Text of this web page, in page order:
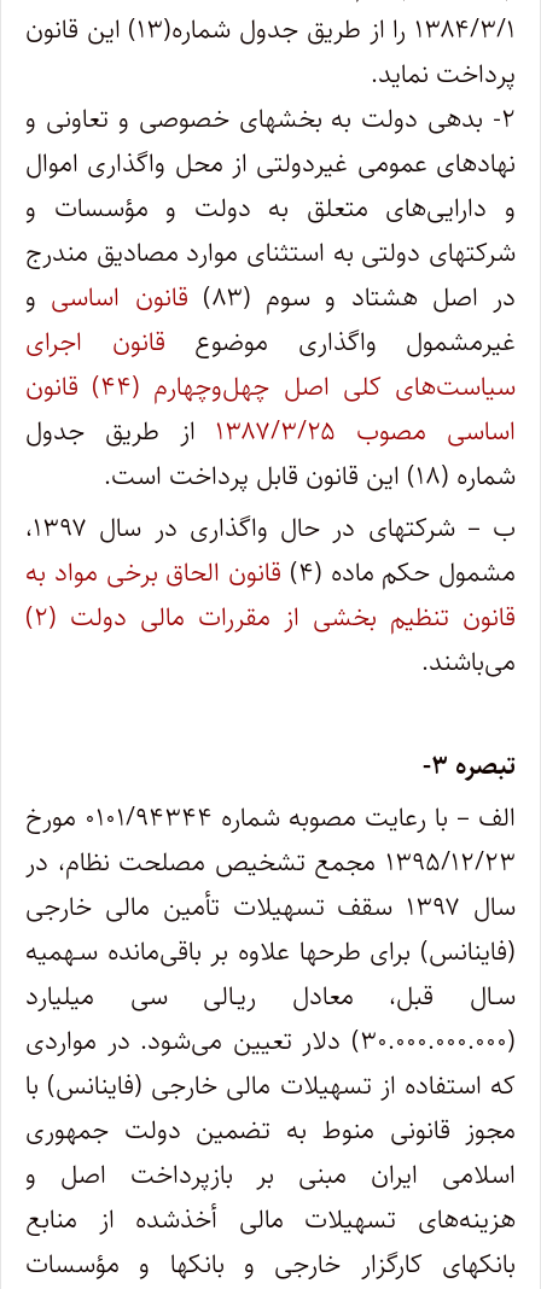
۱۳۸۴/۳/۱ را از طریق جدول شماره(۱۳) این قانون
پرداخت نماید.
۲- بدهی دولت به بخشهای خصوصی و تعاونی و
نهادهای عمومی غیردولتی از محل واگذاری اموال
و دارایی‌های متعلق به دولت و مؤسسات و
شرکتهای دولتی به استثنای موارد مصادیق مندرج
در اصل هشتاد و سوم (۸۳)
قانون اساسی و
غیرمشمول واگذاری موضوع قانون اجرای
سیاست‌های کلی اصل چهل‌وچهارم (۴۴) قانون
اساسی مصوب ۱۳۸۷/۳/۲۵
از طریق جدول
شماره (۱۸) این قانون قابل پرداخت است.
ب – شرکتهای در حال واگذاری در سال ۱۳۹۷،
مشمول حکم ماده (۴)
قانون الحاق برخی مواد به
قانون تنظیم بخشی از مقررات مالی دولت (۲)
می‌باشند.
تبصره ۳-
الف – با رعایت مصوبه شماره ۰۱۰۱/۹۴۳۴۴ مورخ
۱۳۹۵/۱۲/۲۳ مجمع تشخیص مصلحت نظام، در
سال ۱۳۹۷ سقف تسهیلات تأمین مالی خارجی
(فاینانس) برای طرحها علاوه بر باقی‌مانده سـهمیه
سـال ‌قبل، معادل ریـالی سی میلیارد
(۳۰.۰۰۰.۰۰۰.۰۰۰) دلار تعیین می‌شود. در مواردی
که استفاده از تسهیلات مالی خارجی (فاینانس) با
مجوز قانونی منوط به تضمین دولت جمهوری
اسلامی ایران مبنی بر بازپرداخت اصل و
هزینه‌های تسهیلات مالی أخذشده از منابع
بانکهای کارگزار خارجی و بانکها و مؤسسات